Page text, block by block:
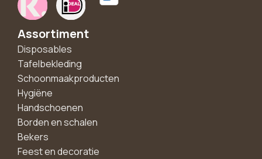
Assortiment
Disposables
Tafelbekleding
Schoonmaakproducten
Hygiëne
Handschoenen
Borden en schalen
Bekers
Feest en decoratie